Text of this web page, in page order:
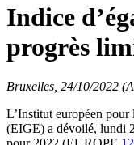
Indice
progrès
Bruxelles, 24/10/2022
L’Institut européen pour
(EIGE) a dévoilé, lundi